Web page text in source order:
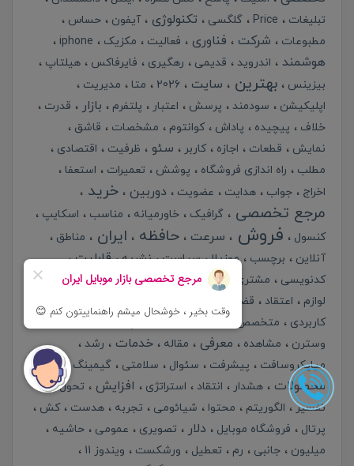
تبلیغات
Price گلگسی تکنولوژی آیفون
حساس
مطبوعات
شرکت فناوری فعالیت مکزیک iphone
هوشمند اندروید قدیمی رهگیری فایرفاکس
هیلتاپ
بیزینس
بهترین سایت 2026 متا
مدیریت
اپلیکیشن
سودمند پرسش اعتبار پلتفرم بازار
قدرت
خلاف
پیچیده پاداش کوانتوم مشخصات
قاشق
نمایش
قطعات اجازه کاربر سئو ظرفیت
اقتصادی
مطلب
راه اندازی فروشگاه پوشش تعمیرات
استعفا
اخراج
جواب هدایت عضویت دوربین
خرید
مرجع تخصصی
گرافیک خاورمیانه مناسب
اسکایپ
کنسول
فروش سرعت حافظه ایران
مناطق
آنلاین
برچسب موزیلا سیاست نشریه قابلیت
کدنویسی مشتری نردبان لینک وبلاگ تنوع دقت
لوازم
اعتقاد قضایی
کاربردی متخصص
وسترن
مشاهده معرفی مقاله خدمات
رشد
میایکروسافت
پیشرفت سئوال سلامتی گیمینگ قهوه
محصولات هشدار انتقاد استراتژی افزایش
تحول
تفسیر
الگوریتم محتوا شیائومی تجربه هدست
کش
پرتال
فروشگاه موبایل دلار تصویری عمومی
حاشیه
میلیون
جانبی رم تعطیل ورشکست
ویندوز 11